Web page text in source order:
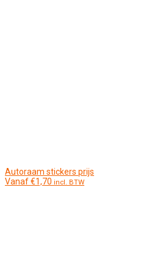
Autoraam stickers prijs
Vanaf€1,70 incl. BTW